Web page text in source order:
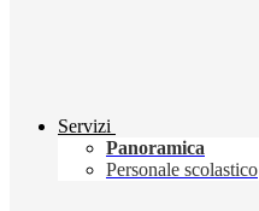
Servizi
Panoramica
Personale scolastico